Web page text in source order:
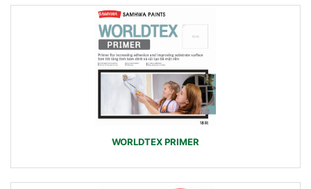
WORLDTEX PRIMER